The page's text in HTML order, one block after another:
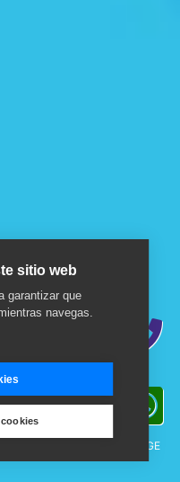
RELACIONADOS SON
© 2026. DISEÑO POR
ORANGE
sitio web
garantizar que
navegas.